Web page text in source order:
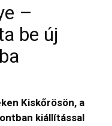
–
be új
Kiskőrösön, a
kiállítással